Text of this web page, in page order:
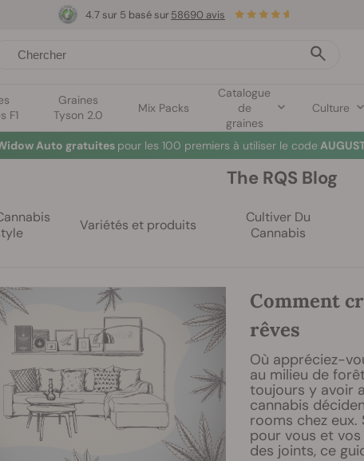
F1
Graines
Tyson 2.0
Mix Packs
Catalogue
de
graines
Culture
4.7 sur 5 basé sur58690 avis
Auto gratuites pour les 100 premiers à utiliser le code
The RQS Blog
Variétés et produits
Cultiver Du
Cannabis
Comment
rêves
Où appréciez-
au milieu de
toujours y avoir
cannabis
rooms chez eux.
pour vous et
des joints, ce